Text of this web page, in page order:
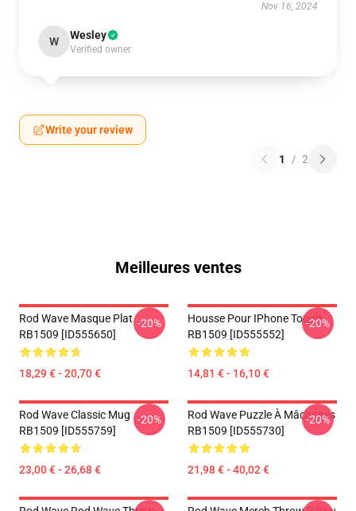
Nov 16, 2024
W Wesley
Verified owner
Write your review
1 / 2
Meilleures ventes
Rod Wave Masque Plat
RB1509 [ID555650]
18,29 € - 20,70 €
-20%
Housse Pour IPhone Tough
RB1509 [ID555552]
14,81 € - 16,10 €
-20%
Rod Wave Classic Mug
RB1509 [ID555759]
23,00 € - 26,68 €
-20%
Rod Wave Puzzle À Mâchoires
RB1509 [ID555730]
21,98 € - 40,02 €
-20%